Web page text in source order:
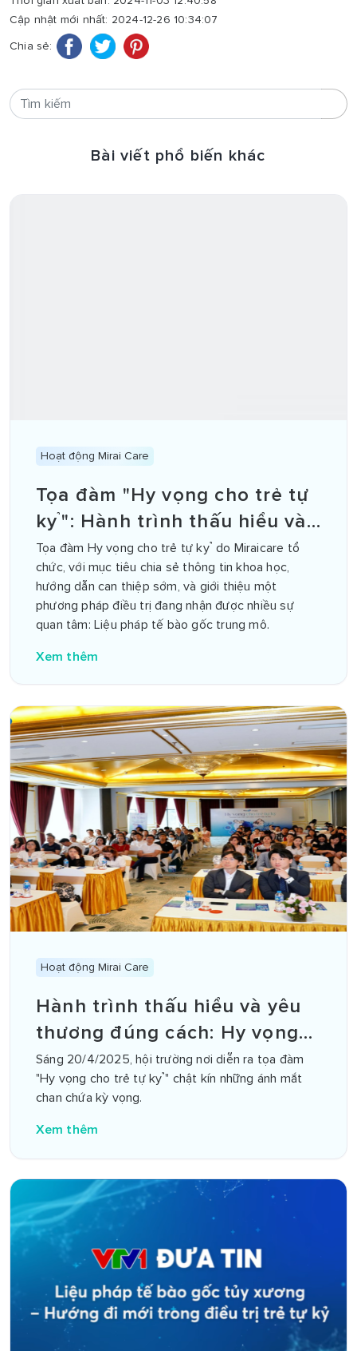
Cập nhật mới nhất: 2024-12-26 10:34:07
Chia sẻ:
Bài viết phổ biến khác
Hoạt động Mirai Care
Tọa đàm "Hy vọng cho trẻ tự
kỷ": Hành trình thấu hiểu và
yêu thương đúng cách
Tọa đàm Hy vọng cho trẻ tự kỷ do Miraicare tổ
chức, với mục tiêu chia sẻ thông tin khoa học,
hướng dẫn can thiệp sớm, và giới thiệu một
phương pháp điều trị đang nhận được nhiều sự
quan tâm: Liệu pháp tế bào gốc trung mô.
Xem thêm
Hoạt động Mirai Care
Hành trình thấu hiểu và yêu
thương đúng cách: Hy vọng
mới cho trẻ tự kỷ
Sáng 20/4/2025, hội trường nơi diễn ra tọa đàm
"Hy vọng cho trẻ tự kỷ" chật kín những ánh mắt
chan chứa kỳ vọng.
Xem thêm